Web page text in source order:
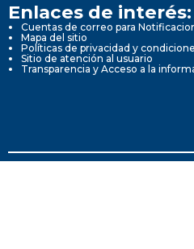
Enlaces de interés:
Cuentas de correo para
Mapa del sitio
Políticas de privacidad y
Sitio de atención al usuario
Transparencia y Acceso a la